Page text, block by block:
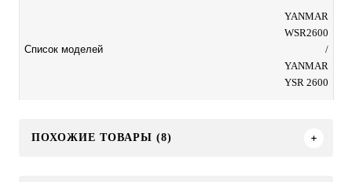
Список моделей
YANMAR
WSR2600
/
YANMAR
YSR 2600
ПОХОЖИЕ ТОВАРЫ (8)